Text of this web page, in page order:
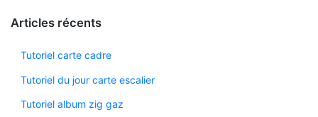
Articles récents
Tutoriel carte cadre
Tutoriel du jour carte escalier
Tutoriel album zig gaz